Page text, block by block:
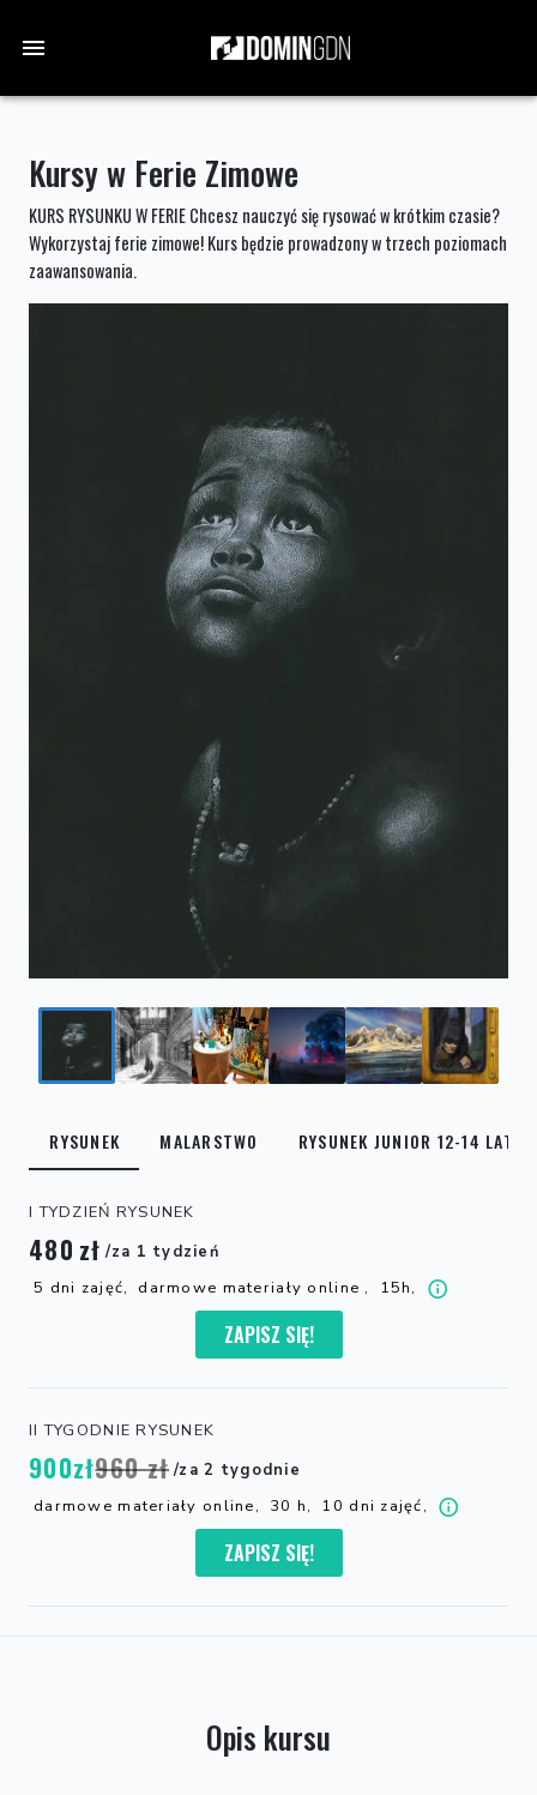
Kursy w Ferie Zimowe
KURS RYSUNKU W FERIE Chcesz nauczyć się rysować w krótkim czasie?
Wykorzystaj ferie zimowe! Kurs będzie prowadzony w trzech poziomach
zaawansowania.
RYSUNEK MALARSTWO RYSUNEK JUNIOR 12-14 LAT
I TYDZIEŃ RYSUNEK
480 zł /za 1 tydzień
5 dni zajęć,
darmowe materiały online , 15h,
ZAPISZ SIĘ!
II TYGODNIE RYSUNEK
900zł960zł /za 2 tygodnie
darmowe materiały online,
30 h, 10 dni zajęć,
ZAPISZ SIĘ!
Opis kursu